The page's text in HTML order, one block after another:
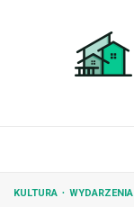
KULTURA WYDARZENIA